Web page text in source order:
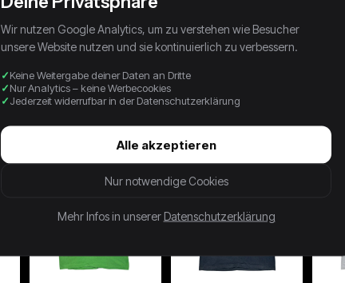
Wir nutzen Google Analytics, um zu verstehen wie Besucher
unsere Website nutzen und sie kontinuierlich zu verbessern.
Keine Weitergabe deiner Daten an Dritte
Nur Analytics – keine Werbecookies
Jederzeit widerrufbar in der Datenschutzerklärung
Alle akzeptieren
Nur notwendige Cookies
Mehr Infos in unserer Datenschutzerklärung